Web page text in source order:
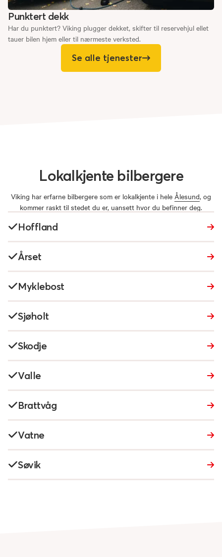
Punktert dekk
Har du punktert? Viking plugger dekket, skifter til reservehjul ellet
tauer bilen hjem eller til nærmeste verksted.
Se alle tjenester
Lokalkjente bilbergere
Viking har erfarne bilbergere som er lokalkjente i hele Ålesund, og
kommer raskt til stedet du er, uansett hvor du befinner deg.
Hoffland
Årset
Myklebost
Sjøholt
Skodje
Valle
Brattvåg
Vatne
Søvik